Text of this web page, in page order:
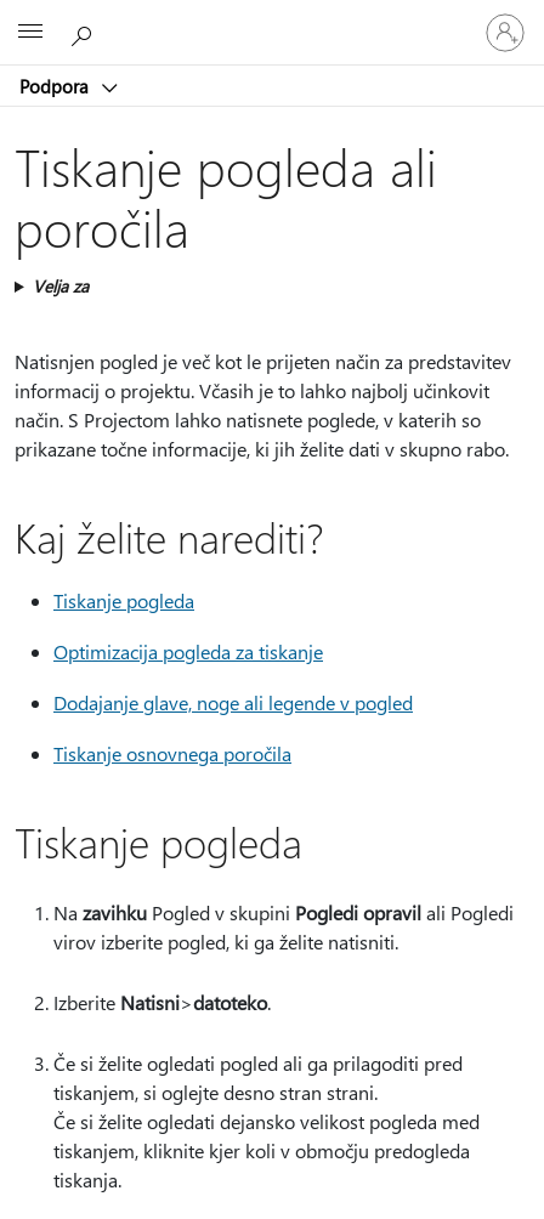
Podpora
Vpišite
se
v
račun
Tiskanje pogleda ali
poročila
Velja za
Natisnjen pogled je več kot le prijeten način za predstavitev
informacij o projektu. Včasih je to lahko najbolj učinkovit
način. S Projectom lahko natisnete poglede, v katerih so
prikazane točne informacije, ki jih želite dati v skupno rabo.
Kaj želite narediti?
Tiskanje pogleda
Optimizacija pogleda za tiskanje
Dodajanje glave, noge ali legende v pogled
Tiskanje osnovnega poročila
Tiskanje pogleda
Na zavihku Pogled v skupini Pogledi opravilali Pogledi
virov izberite pogled, ki ga želite natisniti.
Izberite Natisni>datoteko.
Če si želite ogledati pogled ali ga prilagoditi pred
tiskanjem, si oglejte desno stran strani.
Če si želite ogledati dejansko velikost pogleda med
tiskanjem, kliknite kjer koli v območju predogleda
tiskanja.